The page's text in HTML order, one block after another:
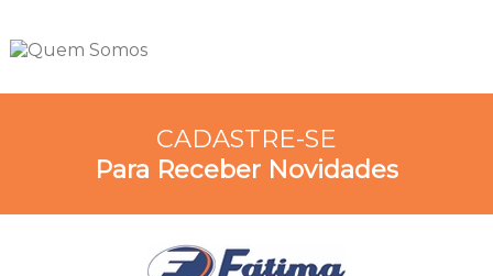
CADASTRE-SE
Para Receber Novidades